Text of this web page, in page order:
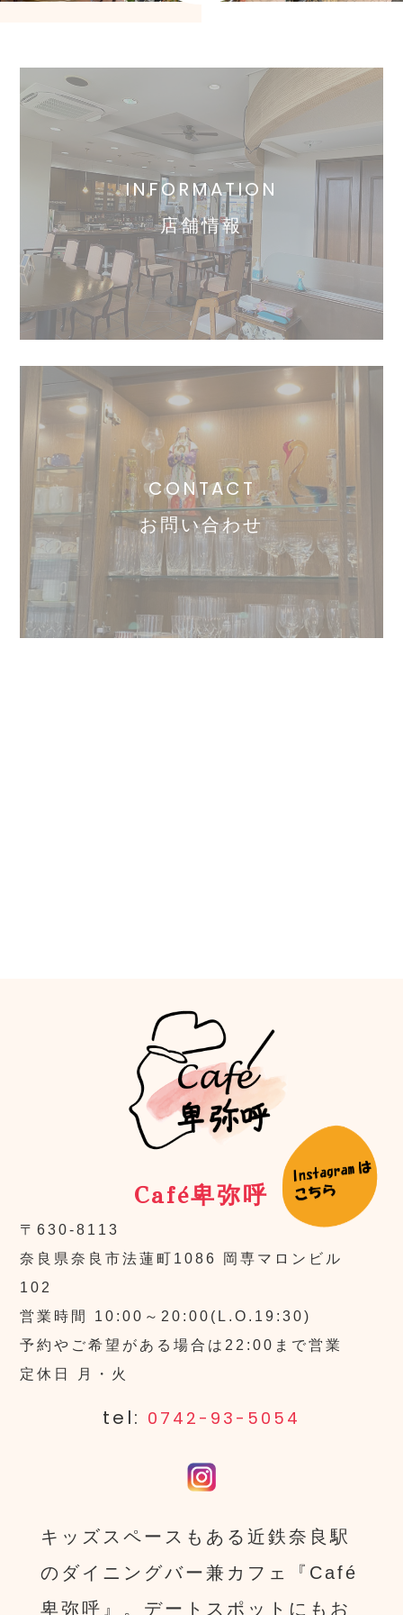
INFORMATION
店舗情報
CONTACT
お問い合わせ
Café卑弥呼
〒630-8113
奈良県奈良市法蓮町1086 岡専マロンビル
102
営業時間 10:00～20:00(L.O.19:30)
予約やご希望がある場合は22:00まで営業
定休日 月・火
tel: 0742-93-5054
キッズスペースもある近鉄奈良駅
のダイニングバー兼カフェ『Café
卑弥呼』。デートスポットにもお